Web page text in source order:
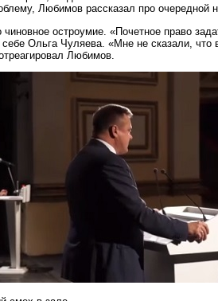
Любимов рассказал про очередной
остроумие. «Почетное право
себе Ольга Чуляева. «Мне не сказали, что
Любимов.